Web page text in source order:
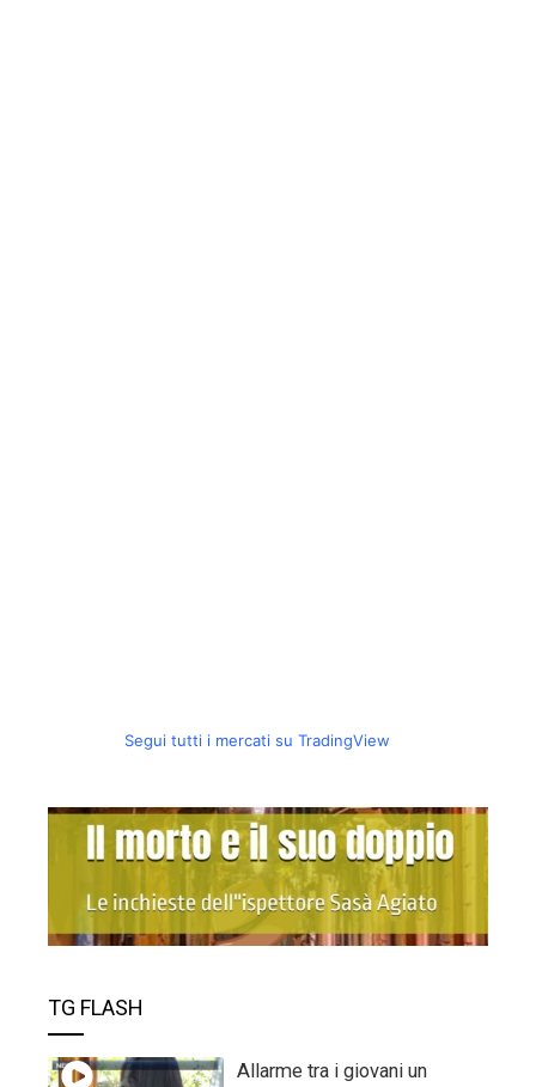
Segui tutti i mercati su TradingView
TG FLASH
Allarme tra i giovani un